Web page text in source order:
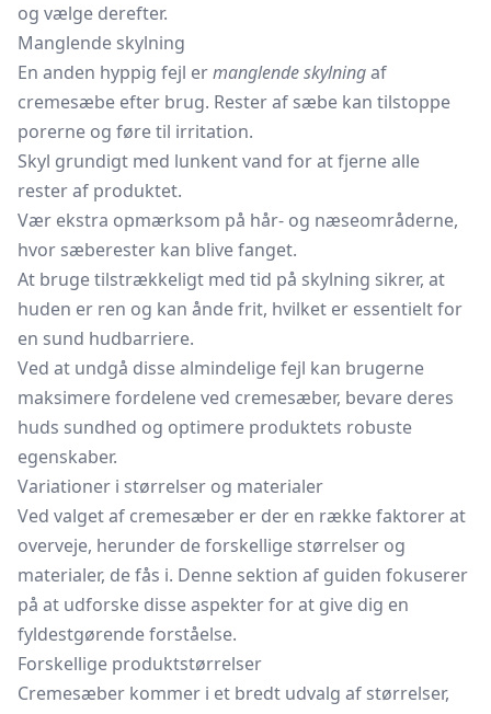
og vælge derefter.
Manglende skylning
En anden hyppig fejl ermanglende skylningaf
cremesæbe efter brug. Rester af sæbe kan tilstoppe
porerne og føre til irritation.
Skyl grundigt med lunkent vand for at fjerne alle
rester af produktet.
Vær ekstra opmærksom på hår- og næseområderne,
hvor sæberester kan blive fanget.
At bruge tilstrækkeligt med tid på skylning sikrer, at
huden er ren og kan ånde frit, hvilket er essentielt for
en sund hudbarriere.
Ved at undgå disse almindelige fejl kan brugerne
maksimere fordelene ved cremesæber, bevare deres
huds sundhed og optimere produktets robuste
egenskaber.
Variationer i størrelser og materialer
Ved valget af cremesæber er der en række faktorer at
overveje, herunder de forskellige størrelser og
materialer, de fås i. Denne sektion af guiden fokuserer
på at udforske disse aspekter for at give dig en
fyldestgørende forståelse.
Forskellige produktstørrelser
Cremesæber kommer i et bredt udvalg af størrelser,